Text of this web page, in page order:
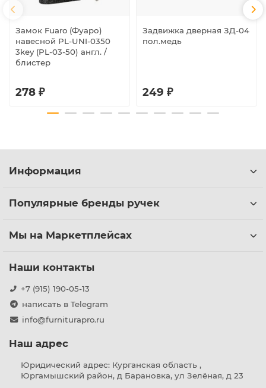
Замок Fuaro (Фуаро)
навесной PL-UNI-0350
3key (PL-03-50) англ. /
блистер
278 ₽
Задвижка дверная ЗД-04
пол.медь
249 ₽
Информация
Популярные бренды ручек
Мы на Маркетплейсах
Наши контакты
+7 (915) 190-05-13
написать в Telegram
info@furniturapro.ru
Наш адрес
Юридический адрес: Курганская область ,
Юргамышский район, д Барановка, ул Зелёная, д 23